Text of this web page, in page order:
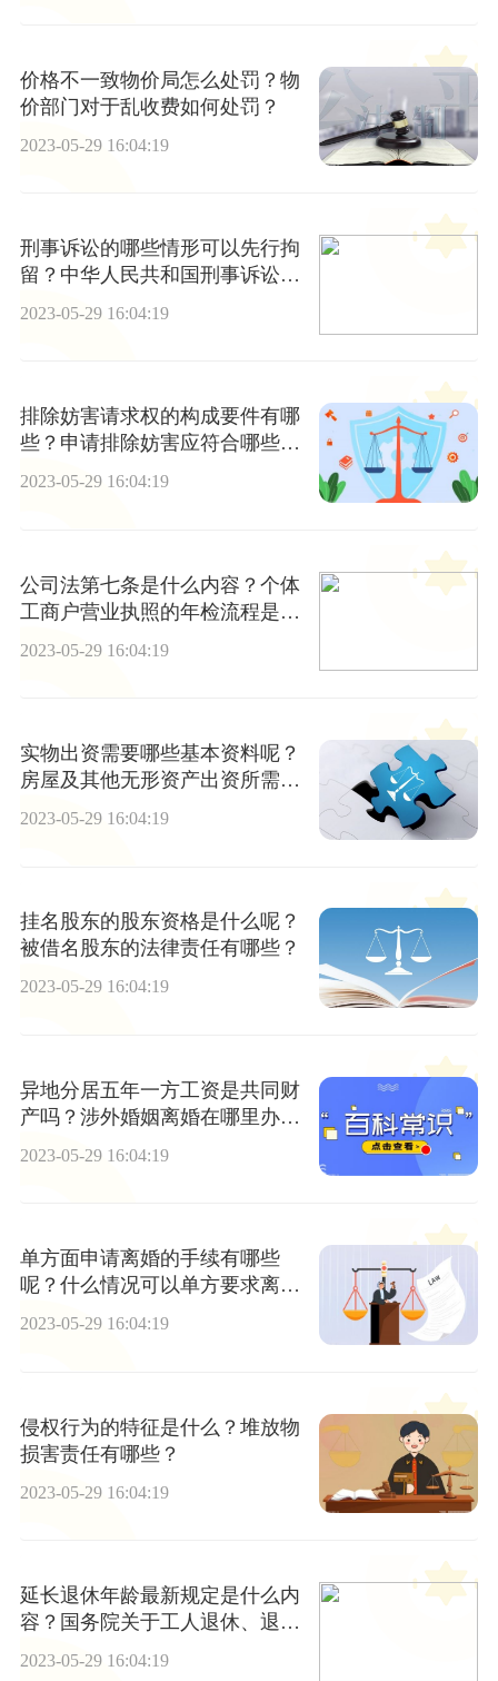
价格不一致物价局怎么处罚？物
价部门对于乱收费如何处罚？
2023-05-29 16:04:19
刑事诉讼的哪些情形可以先行拘
留？中华人民共和国刑事诉讼法
2023-05-29 16:04:19
排除妨害请求权的构成要件有哪
些？申请排除妨害应符合哪些条
件？
2023-05-29 16:04:19
公司法第七条是什么内容？个体
工商户营业执照的年检流程是什
2023-05-29 16:04:19
实物出资需要哪些基本资料呢？
房屋及其他无形资产出资所需材
料有哪些呢？
2023-05-29 16:04:19
挂名股东的股东资格是什么呢？
被借名股东的法律责任有哪些？
2023-05-29 16:04:19
异地分居五年一方工资是共同财
产吗？涉外婚姻离婚在哪里办
2023-05-29 16:04:19
单方面申请离婚的手续有哪些
呢？什么情况可以单方要求离婚
呢？
2023-05-29 16:04:19
侵权行为的特征是什么？堆放物
损害责任有哪些？
2023-05-29 16:04:19
延长退休年龄最新规定是什么内
容？国务院关于工人退休、退职
2023-05-29 16:04:19